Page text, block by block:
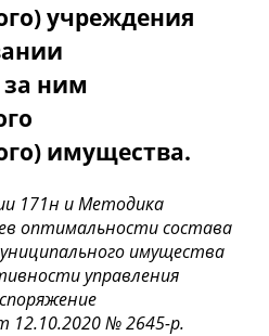
учреждения
за ним
имущества.
171н и Методика
оптимальности состава
имущества
управления
12.10.2020 №2645-р.